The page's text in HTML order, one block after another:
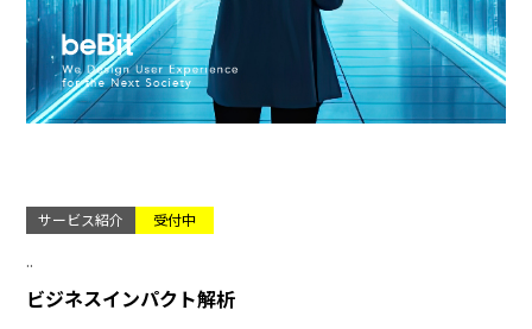
サービス紹介 受付中
..
ビジネスインパクト解析